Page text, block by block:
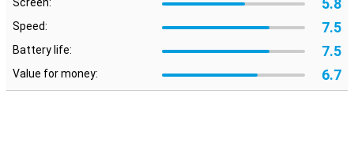
5.8
Speed: 7.5
Battery life: 7.5
Value for money: 6.7